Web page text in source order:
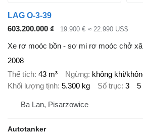
LAG O-3-39
603.200.000 ₫
19.900 € ≈ 22.990 US$
Xe rơ moóc bồn - sơ mi rơ moóc chở
2008
Thể tích 43 m³ Ngừng không khí/
Khối lượng tịnh 5.300 kg Số trục 3 5
Ba Lan, Pisarzowice
Autotanker